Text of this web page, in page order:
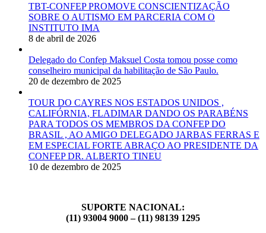
TBT-CONFEP PROMOVE CONSCIENTIZAÇÃO
SOBRE O AUTISMO EM PARCERIA COM O
INSTITUTO IMA
8 de abril de 2026
Delegado do Confep Maksuel Costa tomou posse como
conselheiro municipal da habilitação de São Paulo.
20 de dezembro de 2025
TOUR DO CAYRES NOS ESTADOS UNIDOS ,
CALIFÓRNIA, FLADIMAR DANDO OS PARABÉNS
PARA TODOS OS MEMBROS DA CONFEP DO
BRASIL , AO AMIGO DELEGADO JARBAS FERRAS E
EM ESPECIAL FORTE ABRAÇO AO PRESIDENTE DA
CONFEP DR. ALBERTO TINEU
10 de dezembro de 2025
SUPORTE NACIONAL:
(11) 93004 9000 – (11) 98139 1295